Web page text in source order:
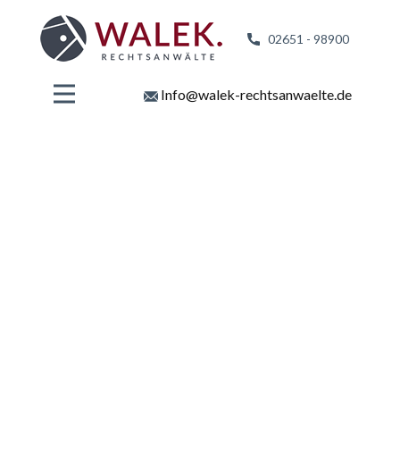
02651 - 98900
Info@walek-rechtsanwaelte.de